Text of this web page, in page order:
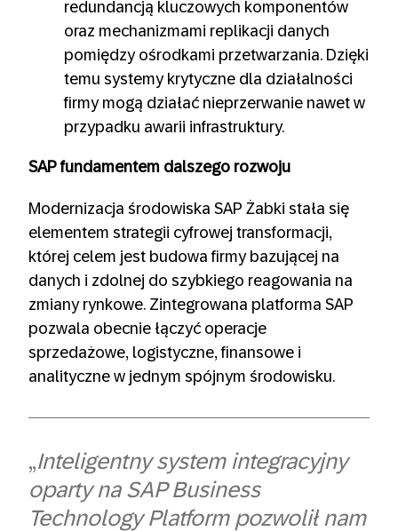
redundancją kluczowych komponentów
oraz mechanizmami replikacji danych
pomiędzy ośrodkami przetwarzania. Dzięki
temu systemy krytyczne dla działalności
firmy mogą działać nieprzerwanie nawet w
przypadku awarii infrastruktury.
SAP fundamentem dalszego rozwoju
Modernizacja środowiska SAP Żabki stała się
elementem strategii cyfrowej transformacji,
której celem jest budowa firmy bazującej na
danych i zdolnej do szybkiego reagowania na
zmiany rynkowe. Zintegrowana platforma SAP
pozwala obecnie łączyć operacje
sprzedażowe, logistyczne, finansowe i
analityczne w jednym spójnym środowisku.
„Inteligentny system integracyjny
oparty na SAP Business
Technology Platform pozwolił nam